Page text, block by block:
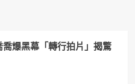
爆黑幕「轉行拍片」揭驚